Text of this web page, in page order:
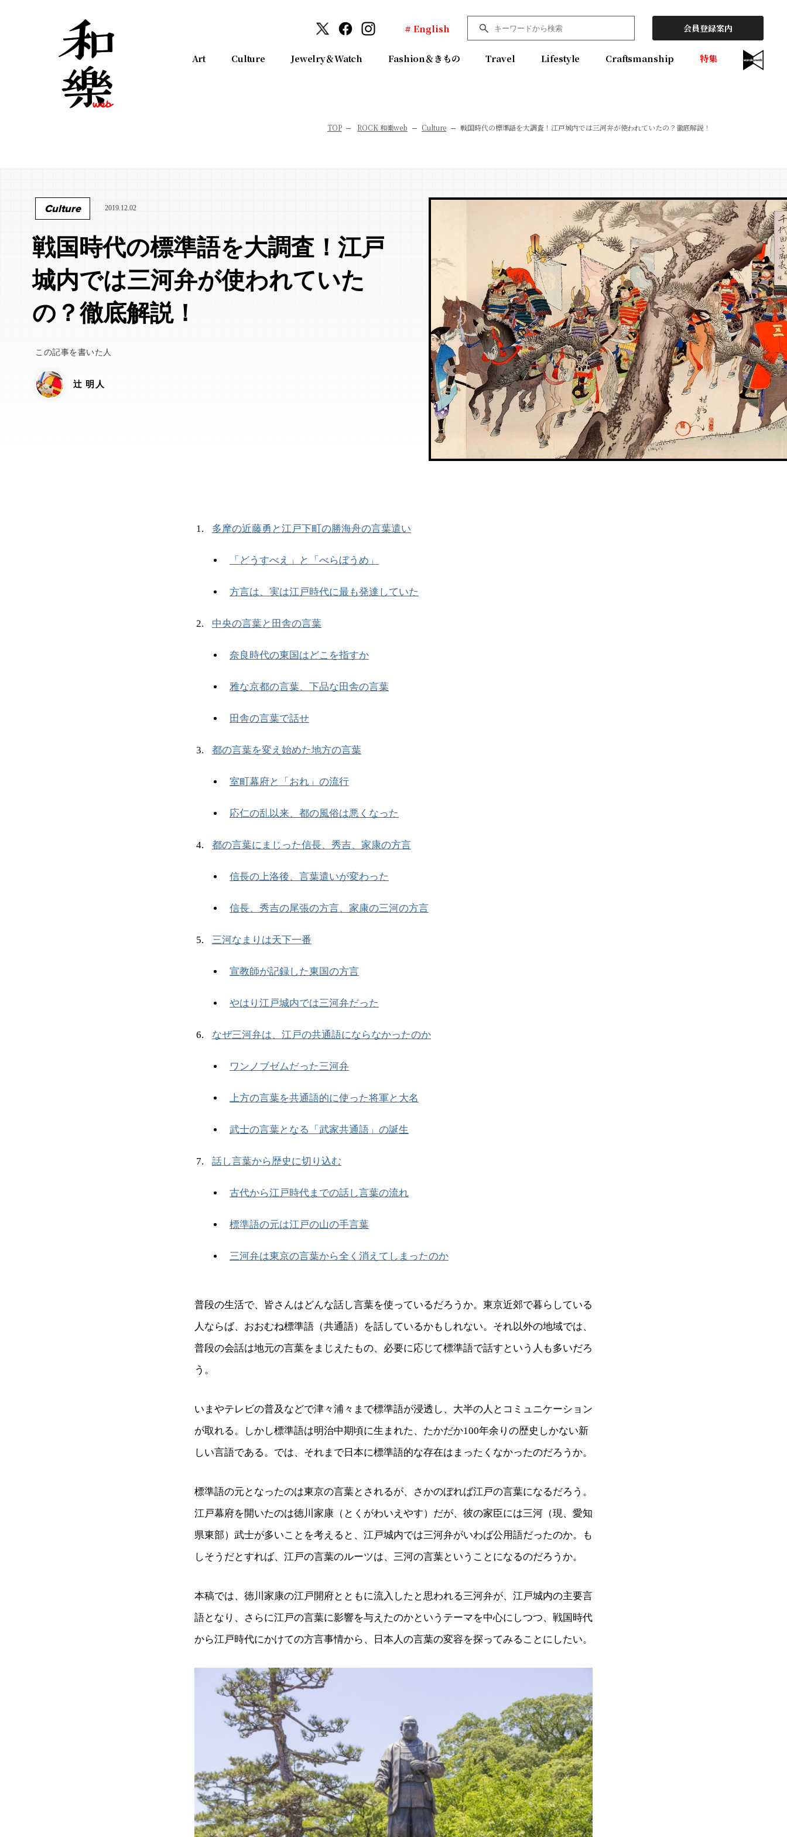
# English 会員登録案内
Art Culture Jewelry＆Watch Fashion＆きもの Travel Lifestyle Craftsmanship 特集
TOP ROCK 和樂web Culture 戦国時代の標準語を大調査！江戸城内では三河弁が使われていたの？徹底解説！
Culture 2019.12.02
戦国時代の標準語を大調査！江戸
城内では三河弁が使われていた
の？徹底解説！
この記事を書いた人
辻 明人
多摩の近藤勇と江戸下町の勝海舟の言葉遣い
「どうすべえ」と「べらぼうめ」
方言は、実は江戸時代に最も発達していた
中央の言葉と田舎の言葉
奈良時代の東国はどこを指すか
雅な京都の言葉、下品な田舎の言葉
田舎の言葉で話せ
都の言葉を変え始めた地方の言葉
室町幕府と「おれ」の流行
応仁の乱以来、都の風俗は悪くなった
都の言葉にまじった信長、秀吉、家康の方言
信長の上洛後、言葉遣いが変わった
信長、秀吉の尾張の方言、家康の三河の方言
三河なまりは天下一番
宣教師が記録した東国の方言
やはり江戸城内では三河弁だった
なぜ三河弁は、江戸の共通語にならなかったのか
ワンノブゼムだった三河弁
上方の言葉を共通語的に使った将軍と大名
武士の言葉となる「武家共通語」の誕生
話し言葉から歴史に切り込む
古代から江戸時代までの話し言葉の流れ
標準語の元は江戸の山の手言葉
三河弁は東京の言葉から全く消えてしまったのか
普段の生活で、皆さんはどんな話し言葉を使っているだろうか。東京近郊で暮らしている
人ならば、おおむね標準語（共通語）を話しているかもしれない。それ以外の地域では、
普段の会話は地元の言葉をまじえたもの、必要に応じて標準語で話すという人も多いだろ
う。
いまやテレビの普及などで津々浦々まで標準語が浸透し、大半の人とコミュニケーション
が取れる。しかし標準語は明治中期頃に生まれた、たかだか100年余りの歴史しかない新
しい言語である。では、それまで日本に標準語的な存在はまったくなかったのだろうか。
標準語の元となったのは東京の言葉とされるが、さかのぼれば江戸の言葉になるだろう。
江戸幕府を開いたのは徳川家康（とくがわいえやす）だが、彼の家臣には三河（現、愛知
県東部）武士が多いことを考えると、江戸城内では三河弁がいわば公用語だったのか。も
しそうだとすれば、江戸の言葉のルーツは、三河の言葉ということになるのだろうか。
本稿では、徳川家康の江戸開府とともに流入したと思われる三河弁が、江戸城内の主要言
語となり、さらに江戸の言葉に影響を与えたのかというテーマを中心にしつつ、戦国時代
から江戸時代にかけての方言事情から、日本人の言葉の変容を探ってみることにしたい。